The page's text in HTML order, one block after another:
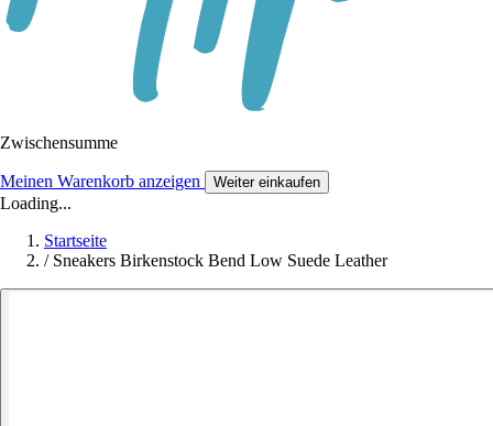
Zwischensumme
Meinen Warenkorb anzeigen Weiter einkaufen
Loading...
Startseite
/ Sneakers Birkenstock Bend Low Suede Leather